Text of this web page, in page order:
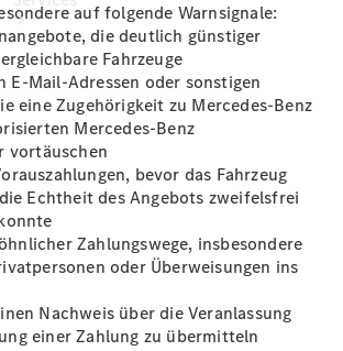
Übersicht
Serviceangebote
Reifen &
Kompletträder
Teile &
Pannen- &
Schadenhilfe
auf folgende Warnsignale:
die deutlich günstiger
Fahrzeuge
E-Mail-Adressen oder sonstigen
eine Zugehörigkeit zu Mercedes-Benz
Mercedes-Benz
vortäuschen
bevor das Fahrzeug
Echtheit des Angebots zweifelsfrei
Zahlungswege, insbesondere
oder Überweisungen ins
Nachweis über die Veranlassung
einer Zahlung zu übermitteln